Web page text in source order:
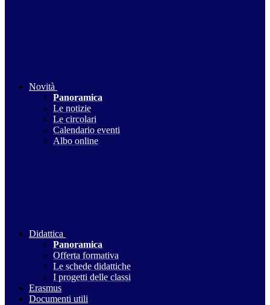
Novità
Panoramica
Le notizie
Le circolari
Calendario eventi
Albo online
Didattica
Panoramica
Offerta formativa
Le schede didattiche
I progetti delle classi
Erasmus
Documenti utili